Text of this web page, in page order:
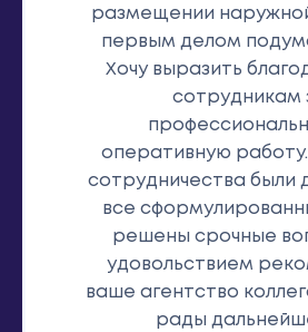
размещении
первым делом
Хочу выразить
сотрудникам
оперативную
сотрудничества были
все
решены срочные
удовольствием
ваше агентство
рады